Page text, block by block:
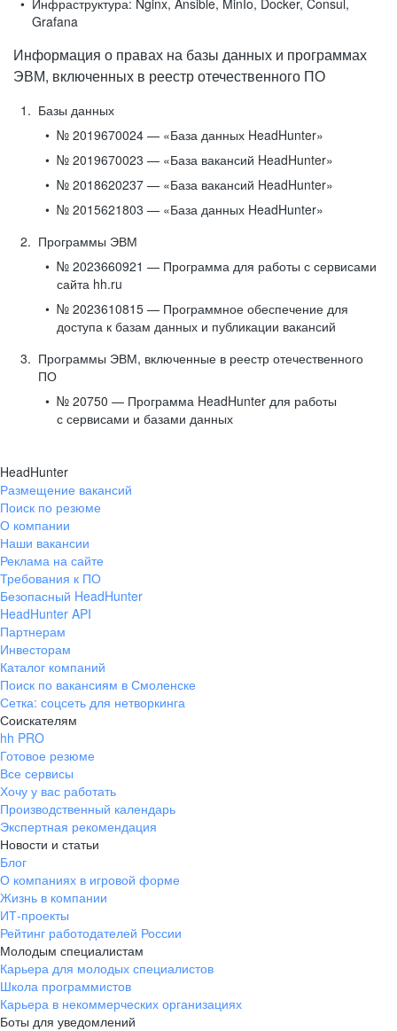
Инфраструктура: Nginx, Ansible, MinIo, Docker, Consul,
Grafana
Информация о правах на базы данных и программах
ЭВМ, включенных в реестр отечественного ПО
Базы данных
№ 2019670024 — «База данных HeadHunter»
№ 2019670023 — «База вакансий HeadHunter»
№ 2018620237 — «База вакансий HeadHunter»
№ 2015621803 — «База данных HeadHunter»
Программы ЭВМ
№ 2023660921 — Программа для работы с сервисами
сайта hh.ru
№ 2023610815 — Программное обеспечение для
доступа к базам данных и публикации вакансий
Программы ЭВМ, включенные в реестр отечественного
ПО
№ 20750 — Программа HeadHunter для работы
с сервисами и базами данных
HeadHunter
Размещение вакансий
Поиск по резюме
О компании
Наши вакансии
Реклама на сайте
Требования к ПО
Безопасный HeadHunter
HeadHunter API
Партнерам
Инвесторам
Каталог компаний
Поиск по вакансиям в Смоленске
Сетка: соцсеть для нетворкинга
Соискателям
hh PRO
Готовое резюме
Все сервисы
Хочу у вас работать
Производственный календарь
Экспертная рекомендация
Новости и статьи
Блог
О компаниях в игровой форме
Жизнь в компании
ИТ-проекты
Рейтинг работодателей России
Молодым специалистам
Карьера для молодых специалистов
Школа программистов
Карьера в некоммерческих организациях
Боты для уведомлений